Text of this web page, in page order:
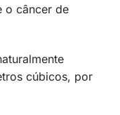
o câncer de
cúbicos, por